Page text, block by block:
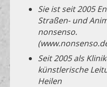
Sie ist seit 2005
Straßen- und
nonsenso.
Seit 2005 als
künstlerische
Heilen